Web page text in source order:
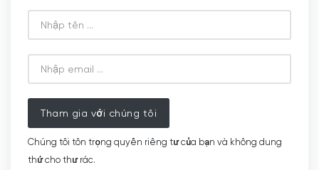
Tham gia với chúng tôi
Chúng tôi tôn trọng quyền riêng tư của bạn và không dung
thứ cho thư rác.